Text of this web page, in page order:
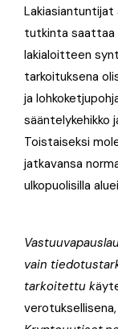
tutkinta saattaa
lakialoitteen
tarkoituksena
ja
sääntelykehikko
Toistaiseksi
jatkavansa
ulkopuolisilla
vain
tarkoitettu k